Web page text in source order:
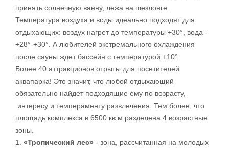
принять солнечную ванну, лежа на шезлонге.
Температура воздуха и воды идеально подходят для
отдыхающих: воздух нагрет до температуры +30°, вода -
+28°-+30°. А любителей экстремального охлаждения
после сауны ждет бассейн с температурой +10°.
Более 40 аттракционов отрыты для посетителей
аквапарка! Это значит, что любой отдыхающий
обязательно найдет подходящие ему по возрасту,
интересу и темпераменту развлечения. Тем более, что
площадь комплекса в 6500 кв.м разделена 4 возрастные
зоны.
1.
«Тропический лес» - зона, рассчитанная на молодых